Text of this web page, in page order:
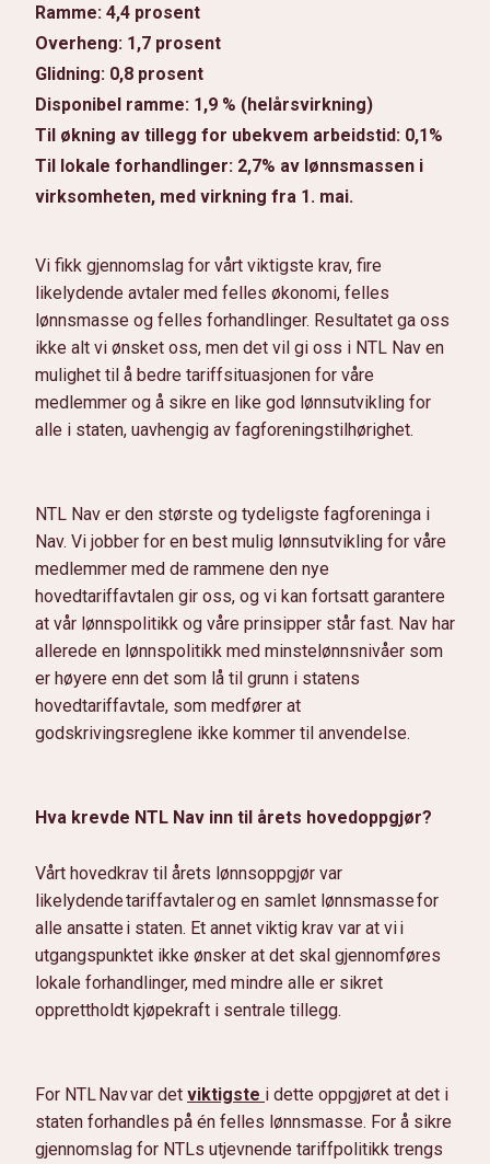
Ramme: 4,4 prosent
Overheng: 1,7 prosent
Glidning: 0,8 prosent
Disponibel ramme: 1,9 % (helårsvirkning)
Til økning av tillegg for ubekvem arbeidstid: 0,1%
Til lokale forhandlinger: 2,7% av lønnsmassen i
virksomheten, med virkning fra 1. mai.
Vi fikk gjennomslag for vårt viktigste krav, fire
likelydende avtaler med felles økonomi, felles
lønnsmasse og felles forhandlinger. Resultatet ga oss
ikke alt vi ønsket oss, men det vil gi oss i NTL Nav en
mulighet til å bedre tariffsituasjonen for våre
medlemmer og å sikre en like god lønnsutvikling for
alle i staten, uavhengig av fagforeningstilhørighet.
NTL Nav er den største og tydeligste fagforeninga i
Nav. Vi jobber for en best mulig lønnsutvikling for våre
medlemmer med de rammene den nye
hovedtariffavtalen gir oss, og vi kan fortsatt garantere
at vår lønnspolitikk og våre prinsipper står fast. Nav har
allerede en lønnspolitikk med minstelønnsnivåer som
er høyere enn det som lå til grunn i statens
hovedtariffavtale, som medfører at
godskrivingsreglene ikke kommer til anvendelse.
Hva krevde NTL Nav inn til årets hovedoppgjør?
Vårt hovedkrav til årets lønnsoppgjør var
likelydende tariffavtaler og en samlet lønnsmasse for
alle ansatte i staten. Et annet viktig krav var at vi i
utgangspunktet ikke ønsker at det skal gjennomføres
lokale forhandlinger, med mindre alle er sikret
opprettholdt kjøpekraft i sentrale tillegg.
For NTL Nav var det viktigste i dette oppgjøret at det i
staten forhandles på én felles lønnsmasse. For å sikre
gjennomslag for NTLs utjevnende tariffpolitikk trengs